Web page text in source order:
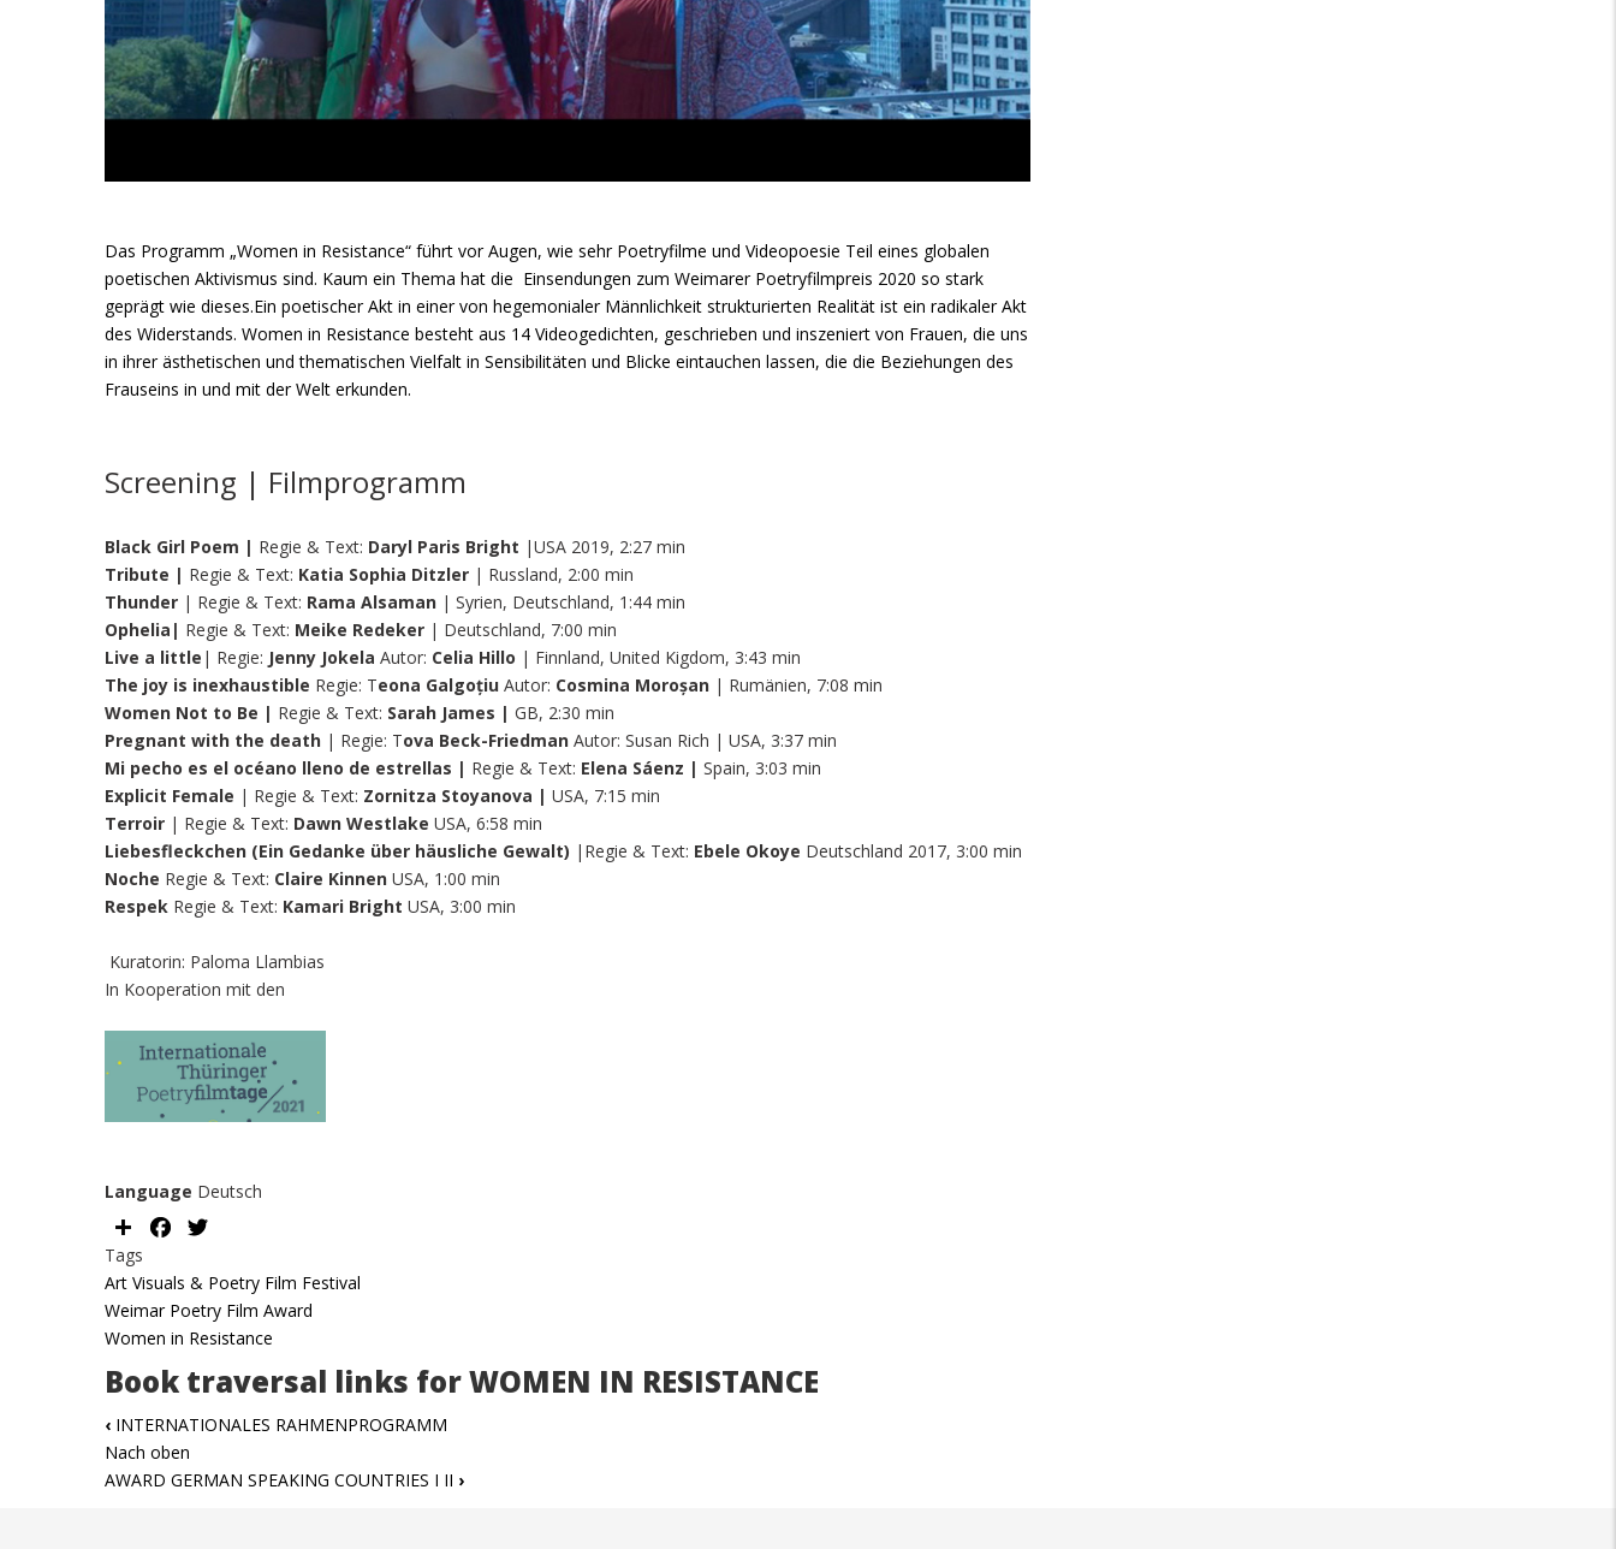
Das Programm „Women in Resistance“ führt vor Augen, wie sehr Poetryfilme und Videopoesie Teil eines globalen
poetischen Aktivismus sind. Kaum ein Thema hat die Einsendungen zum Weimarer Poetryfilmpreis 2020 so stark
geprägt wie dieses.Ein poetischer Akt in einer von hegemonialer Männlichkeit strukturierten Realität ist ein radikaler Akt
des Widerstands. Women in Resistance besteht aus 14 Videogedichten, geschrieben und inszeniert von Frauen, die uns
in ihrer ästhetischen und thematischen Vielfalt in Sensibilitäten und Blicke eintauchen lassen, die die Beziehungen des
Frauseins in und mit der Welt erkunden.
Screening | Filmprogramm
Black Girl Poem | Regie & Text: Daryl Paris Bright |USA 2019, 2:27 min
Tribute | Regie & Text: Katia Sophia Ditzler | Russland, 2:00 min
Thunder | Regie & Text: Rama Alsaman | Syrien, Deutschland, 1:44 min
Ophelia| Regie & Text: Meike Redeker | Deutschland, 7:00 min
Live a little | Regie: Jenny Jokela Autor: Celia Hillo | Finnland, United Kigdom, 3:43 min
The joy is inexhaustible Regie: Teona Galgoțiu Autor: Cosmina Moroșan | Rumänien, 7:08 min
Women Not to Be | Regie & Text: Sarah James | GB, 2:30 min
Pregnant with the death | Regie: Tova Beck-Friedman Autor: Susan Rich | USA, 3:37 min
Mi pecho es el océano lleno de estrellas | Regie & Text: Elena Sáenz | Spain, 3:03 min
Explicit Female | Regie & Text: Zornitza Stoyanova | USA, 7:15 min
Terroir | Regie & Text: Dawn Westlake USA, 6:58 min
Liebesfleckchen (Ein Gedanke über häusliche Gewalt) |Regie & Text: Ebele Okoye Deutschland 2017, 3:00 min
Noche Regie & Text: Claire Kinnen USA, 1:00 min
Respek Regie & Text: Kamari Bright USA, 3:00 min
Kuratorin: Paloma Llambias
In Kooperation mit den
Language Deutsch
ShareFacebook
Tags
Art Visuals & Poetry Film Festival
Weimar Poetry Film Award
Women in Resistance
Book traversal links for WOMEN IN RESISTANCE
‹ INTERNATIONALES RAHMENPROGRAMM
Nach oben
AWARD GERMAN SPEAKING COUNTRIES I II ›